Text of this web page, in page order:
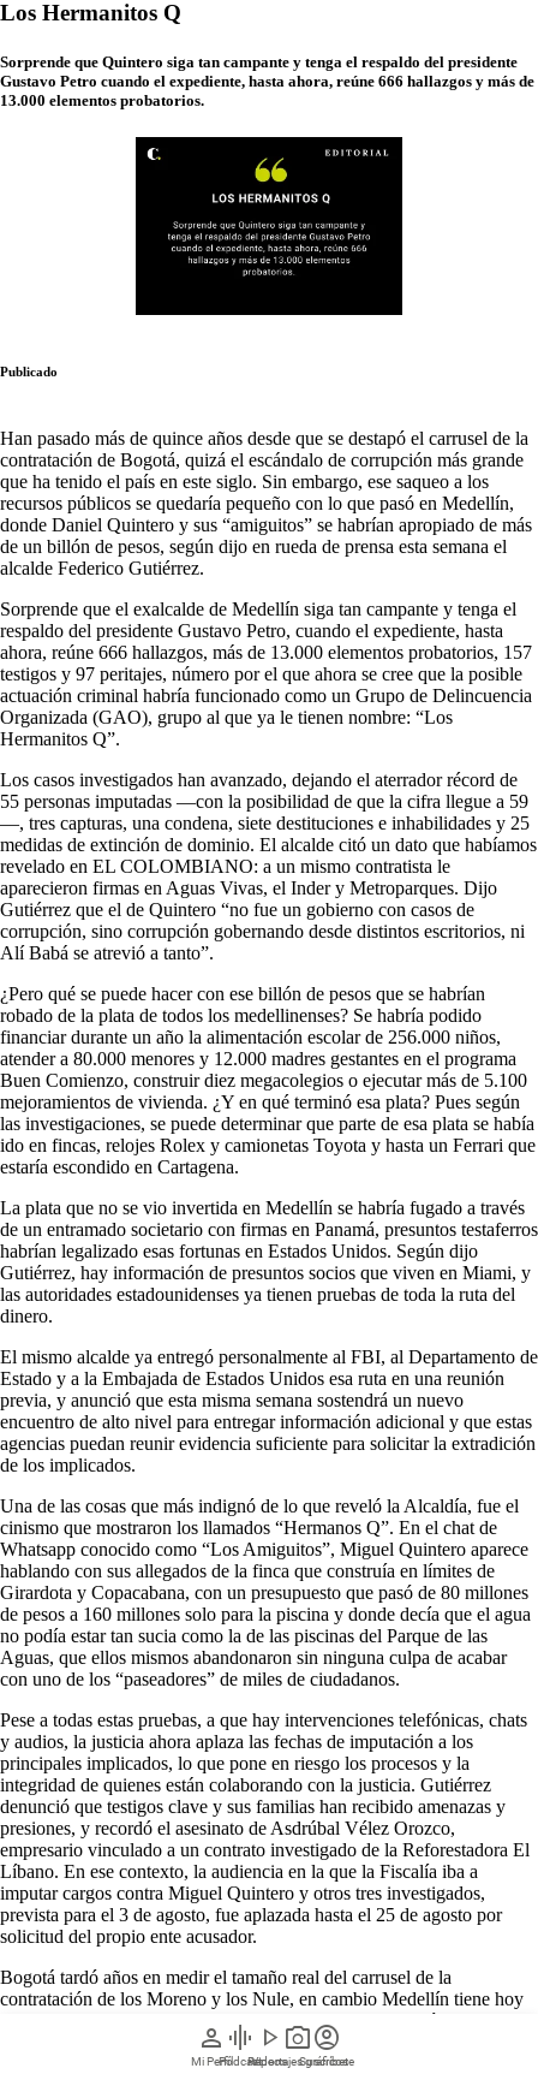
person
Mi Perfil
graphic_eq
Pódcast
play_arrow
Videos
photo_camera
Reportajes gráficos
account_circle
Suscríbete
Los Hermanitos Q
Sorprende que Quintero siga tan campante y tenga el respaldo del presidente
Gustavo Petro cuando el expediente, hasta ahora, reúne 666 hallazgos y más de
13.000 elementos probatorios.
Publicado
Han pasado más de quince años desde que se destapó el carrusel de la
contratación de Bogotá, quizá el escándalo de corrupción más grande
que ha tenido el país en este siglo. Sin embargo, ese saqueo a los
recursos públicos se quedaría pequeño con lo que pasó en Medellín,
donde Daniel Quintero y sus “amiguitos” se habrían apropiado de más
de un billón de pesos, según dijo en rueda de prensa esta semana el
alcalde Federico Gutiérrez.
Sorprende que el exalcalde de Medellín siga tan campante y tenga el
respaldo del presidente Gustavo Petro, cuando el expediente, hasta
ahora, reúne 666 hallazgos, más de 13.000 elementos probatorios, 157
testigos y 97 peritajes, número por el que ahora se cree que la posible
actuación criminal habría funcionado como un Grupo de Delincuencia
Organizada (GAO), grupo al que ya le tienen nombre: “Los
Hermanitos Q”.
Los casos investigados han avanzado, dejando el aterrador récord de
55 personas imputadas —con la posibilidad de que la cifra llegue a 59
—, tres capturas, una condena, siete destituciones e inhabilidades y 25
medidas de extinción de dominio. El alcalde citó un dato que habíamos
revelado en EL COLOMBIANO: a un mismo contratista le
aparecieron firmas en Aguas Vivas, el Inder y Metroparques. Dijo
Gutiérrez que el de Quintero “no fue un gobierno con casos de
corrupción, sino corrupción gobernando desde distintos escritorios, ni
Alí Babá se atrevió a tanto”.
¿Pero qué se puede hacer con ese billón de pesos que se habrían
robado de la plata de todos los medellinenses? Se habría podido
financiar durante un año la alimentación escolar de 256.000 niños,
atender a 80.000 menores y 12.000 madres gestantes en el programa
Buen Comienzo, construir diez megacolegios o ejecutar más de 5.100
mejoramientos de vivienda. ¿Y en qué terminó esa plata? Pues según
las investigaciones, se puede determinar que parte de esa plata se había
ido en fincas, relojes Rolex y camionetas Toyota y hasta un Ferrari que
estaría escondido en Cartagena.
La plata que no se vio invertida en Medellín se habría fugado a través
de un entramado societario con firmas en Panamá, presuntos testaferros
habrían legalizado esas fortunas en Estados Unidos. Según dijo
Gutiérrez, hay información de presuntos socios que viven en Miami, y
las autoridades estadounidenses ya tienen pruebas de toda la ruta del
dinero.
El mismo alcalde ya entregó personalmente al FBI, al Departamento de
Estado y a la Embajada de Estados Unidos esa ruta en una reunión
previa, y anunció que esta misma semana sostendrá un nuevo
encuentro de alto nivel para entregar información adicional y que estas
agencias puedan reunir evidencia suficiente para solicitar la extradición
de los implicados.
Una de las cosas que más indignó de lo que reveló la Alcaldía, fue el
cinismo que mostraron los llamados “Hermanos Q”. En el chat de
Whatsapp conocido como “Los Amiguitos”, Miguel Quintero aparece
hablando con sus allegados de la finca que construía en límites de
Girardota y Copacabana, con un presupuesto que pasó de 80 millones
de pesos a 160 millones solo para la piscina y donde decía que el agua
no podía estar tan sucia como la de las piscinas del Parque de las
Aguas, que ellos mismos abandonaron sin ninguna culpa de acabar
con uno de los “paseadores” de miles de ciudadanos.
Pese a todas estas pruebas, a que hay intervenciones telefónicas, chats
y audios, la justicia ahora aplaza las fechas de imputación a los
principales implicados, lo que pone en riesgo los procesos y la
integridad de quienes están colaborando con la justicia. Gutiérrez
denunció que testigos clave y sus familias han recibido amenazas y
presiones, y recordó el asesinato de Asdrúbal Vélez Orozco,
empresario vinculado a un contrato investigado de la Reforestadora El
Líbano. En ese contexto, la audiencia en la que la Fiscalía iba a
imputar cargos contra Miguel Quintero y otros tres investigados,
prevista para el 3 de agosto, fue aplazada hasta el 25 de agosto por
solicitud del propio ente acusador.
Bogotá tardó años en medir el tamaño real del carrusel de la
contratación de los Moreno y los Nule, en cambio Medellín tiene hoy
—y desde hace ya años, gracias a medios de comunicación y
ciudadanos— las cifras, la ruta del dinero, los chats y los audios, lo
único que falta es celeridad.